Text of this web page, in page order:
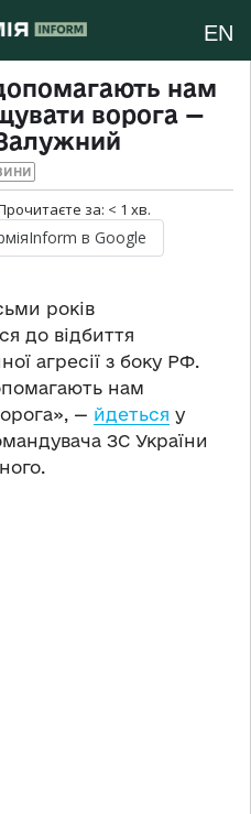
EN
нам
ворога —
за: < 1 хв.
в Google
років
до відбиття
агресії з боку РФ.
нам
— йдеться у
ЗС України